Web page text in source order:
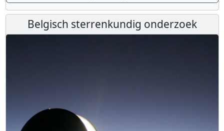
Belgisch sterrenkundig onderzoek